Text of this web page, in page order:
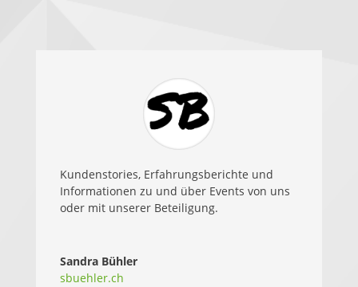
Kundenstories, Erfahrungsberichte und
Informationen zu und über Events von uns
oder mit unserer Beteiligung.
Sandra Bühler
sbuehler.ch